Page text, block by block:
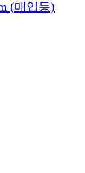
(매입등)